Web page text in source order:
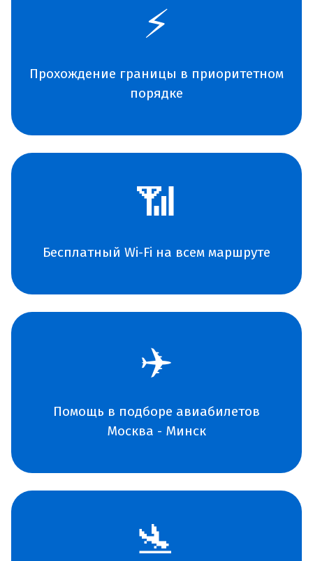
⚡
Прохождение границы в приоритетном
порядке
📶
Бесплатный Wi-Fi на всем маршруте
✈️
Помощь в подборе авиабилетов
Москва - Минск
🛬